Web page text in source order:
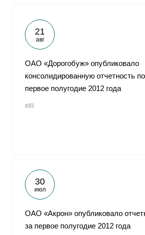
21
авг
ОАО «Дорогобуж» опубликовало
консолидированную отчетность
первое полугодие 2012 года
#IR
30
июл
ОАО «Акрон» опубликовало
за первое полугодие 2012 года